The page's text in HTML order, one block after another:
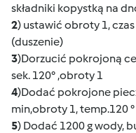
składniki kopystką na
2) ustawić obroty 1,
(duszenie)
3)Dorzucić pokrojoną
sek. 120° ,obroty 1
4)Dodać pokrojone
min,obroty 1, temp.120
5) Dodać 1200 g wody,